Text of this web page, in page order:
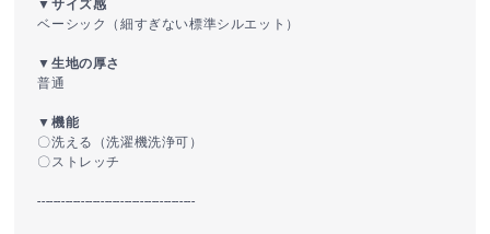
▼サイズ感
ベーシック（細すぎない標準シルエット）
▼生地の厚さ
普通
▼機能
〇洗える（洗濯機洗浄可）
〇ストレッチ
----------------------------------------